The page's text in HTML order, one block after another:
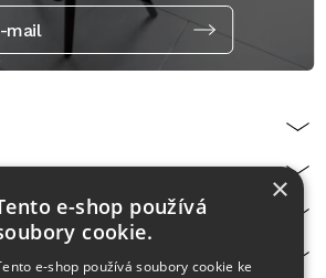
mail
×
e-shop používá
cookie.
e-shop používá soubory cookie ke